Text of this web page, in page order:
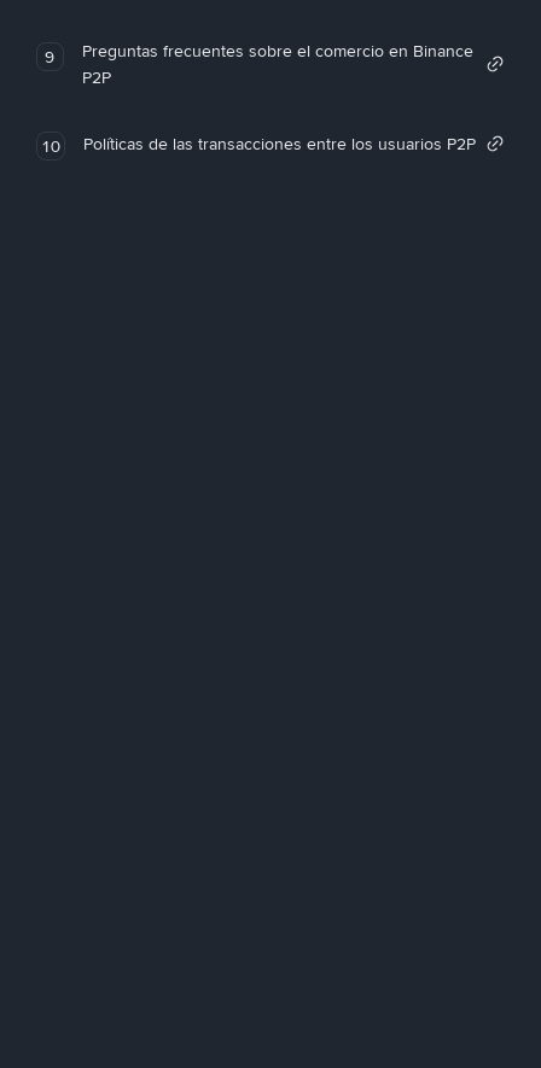
9
Preguntas frecuentes sobre el comercio en Binance
P2P
10 Políticas de las transacciones entre los usuarios P2P